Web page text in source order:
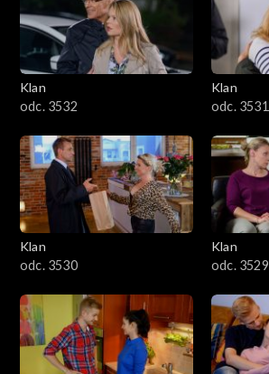
Klan
odc. 3532
Klan
odc. 3531
Klan
odc. 3530
Klan
odc. 3529